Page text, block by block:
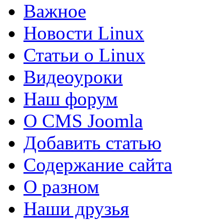
Важное
Новости Linux
Статьи о Linux
Видеоуроки
Наш форум
О CMS Joomla
Добавить статью
Содержание сайта
О разном
Наши друзья